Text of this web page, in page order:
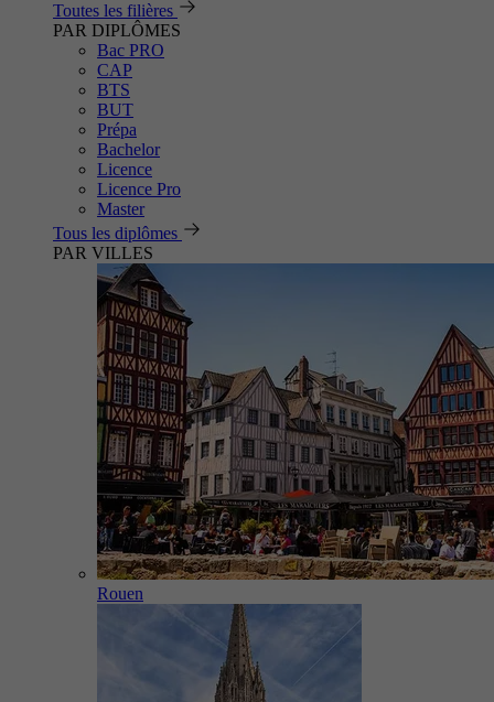
Toutes les filières
PAR DIPLÔMES
Bac PRO
CAP
BTS
BUT
Prépa
Bachelor
Licence
Licence Pro
Master
Tous les diplômes
PAR VILLES
Rouen